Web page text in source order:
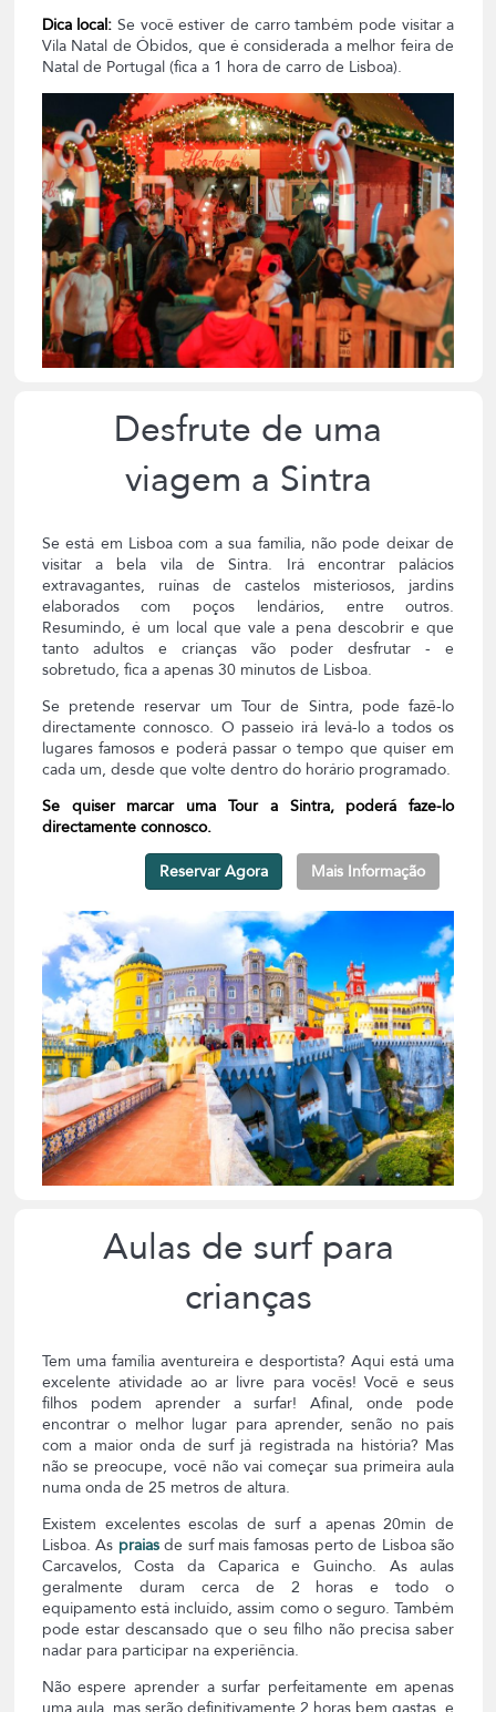
Dica local:Se você estiver de carro também pode visitar a
Vila Natal de Óbidos, que é considerada a melhor feira de
Natal de Portugal (fica a 1 hora de carro de Lisboa).
Desfrute de uma
viagem a Sintra
Se está em Lisboa com a sua família, não pode deixar de
visitar a bela vila de Sintra. Irá encontrar palácios
extravagantes, ruínas de castelos misteriosos, jardins
elaborados com poços lendários, entre outros.
Resumindo, é um local que vale a pena descobrir e que
tanto adultos e crianças vão poder desfrutar - e
sobretudo, fica a apenas 30 minutos de Lisboa.
Se pretende reservar um Tour de Sintra, pode fazê-lo
directamente connosco. O passeio irá levá-lo a todos os
lugares famosos e poderá passar o tempo que quiser em
cada um, desde que volte dentro do horário programado.
Se quiser marcar uma Tour a Sintra, poderá faze-lo
directamente connosco.
Reservar Agora Mais Informação
Aulas de surf para
crianças
Tem uma família aventureira e desportista? Aqui está uma
excelente atividade ao ar livre para vocês! Você e seus
filhos podem aprender a surfar! Afinal, onde pode
encontrar o melhor lugar para aprender, senão no país
com a maior onda de surf já registrada na história? Mas
não se preocupe, você não vai começar sua primeira aula
numa onda de 25 metros de altura.
Existem excelentes escolas de surf a apenas 20min de
Lisboa. As praiasde surf mais famosas perto de Lisboa são
Carcavelos, Costa da Caparica e Guincho. As aulas
geralmente duram cerca de 2 horas e todo o
equipamento está incluído, assim como o seguro. Também
pode estar descansado que o seu filho não precisa saber
nadar para participar na experiência.
Não espere aprender a surfar perfeitamente em apenas